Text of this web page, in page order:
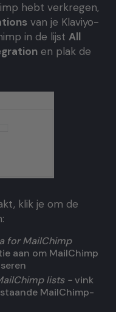
hebt verkregen,
van je Klaviyo-
in de lijst All
en plak de
klik je om de
for MailChimp
aan om MailChimp
lists -vink
MailChimp-